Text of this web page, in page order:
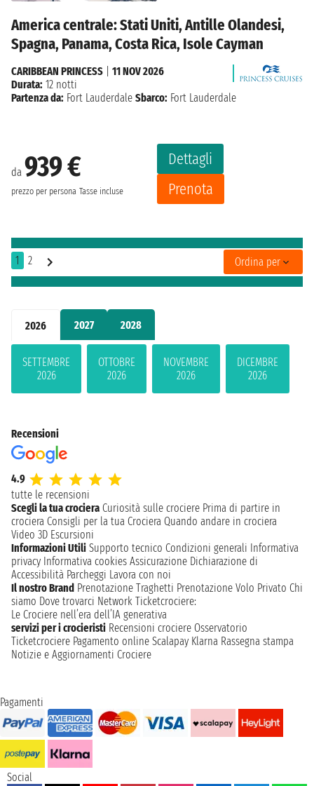
2026 2027 2028
SETTEMBRE
2026
OTTOBRE
2026
NOVEMBRE
2026
DICEMBRE
2026
America centrale: Stati Uniti, Antille Olandesi,
Spagna, Panama, Costa Rica, Isole Cayman
da 939 €
prezzo per persona Tasse incluse
Dettagli
Prenota
CARIBBEAN PRINCESS
11 NOV 2026
Durata: 12 notti
Partenza da: Fort Lauderdale Sbarco: Fort Lauderdale
1 2 Ordina per
Recensioni
4.9
tutte le recensioni
Scegli la tua crociera Curiosità sulle crociere Prima di partire in
crociera Consigli per la tua Crociera Quando andare in crociera
Video 3D Escursioni
Informazioni Utili Supporto tecnico Condizioni generali Informativa
privacy Informativa cookies Assicurazione Dichiarazione di
Accessibilità Parcheggi Lavora con noi
Il nostro Brand Prenotazione Traghetti Prenotazione Volo Privato Chi
siamo Dove trovarci Network Ticketcrociere:
Le Crociere nell’era dell’IA generativa
servizi per i crocieristi Recensioni crociere Osservatorio
Ticketcrociere Pagamento online Scalapay Klarna Rassegna stampa
Notizie e Aggiornamenti Crociere
Pagamenti
Social